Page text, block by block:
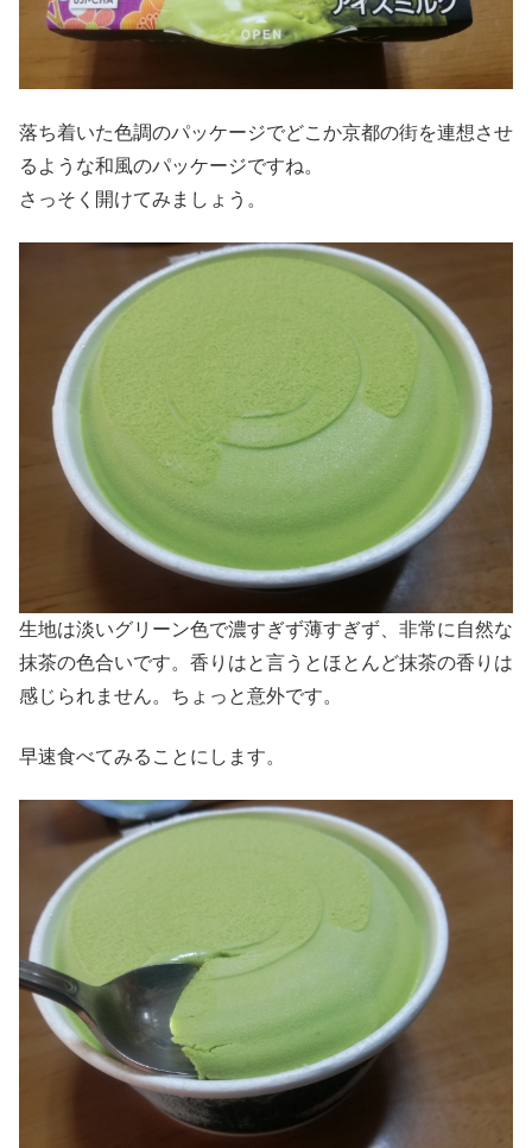
落ち着いた色調のパッケージでどこか京都の街を連想させ
るような和風のパッケージですね。
さっそく開けてみましょう。
生地は淡いグリーン色で濃すぎず薄すぎず、非常に自然な
抹茶の色合いです。香りはと言うとほとんど抹茶の香りは
感じられません。ちょっと意外です。
早速食べてみることにします。